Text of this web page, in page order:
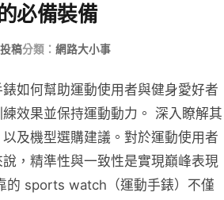
必備裝備
稿分類： 網路大小事
如何幫助運動使用者與健身愛好者
效果並保持運動動力。 深入瞭解其
及機型選購建議。對於運動使用者
，精準性與一致性是實現巔峰表現
的 sports watch（運動手錶）不僅